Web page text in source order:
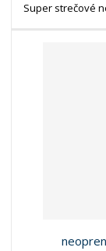
Super strečové